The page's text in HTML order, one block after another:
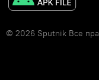
© 2026 Sputnik Все